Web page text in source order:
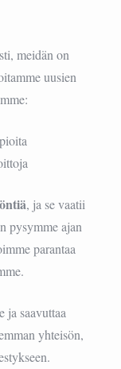
meidän on
uusien
, ja se vaatii
pysymme ajan
parantaa
ja saavuttaa
yhteisön,